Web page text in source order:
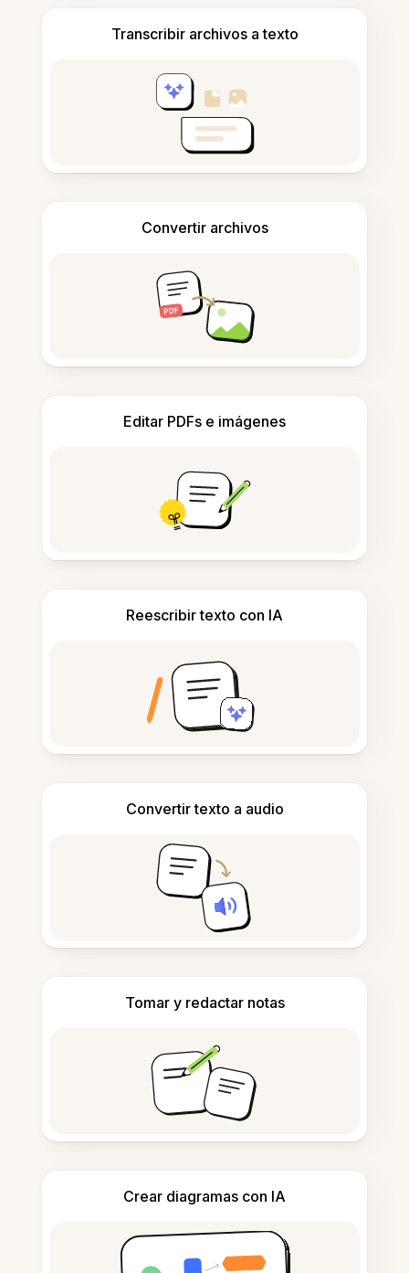
Transcribir archivos a texto
Convertir archivos
Editar PDFs e imágenes
Reescribir texto con IA
Convertir texto a audio
Tomar y redactar notas
Crear diagramas con IA